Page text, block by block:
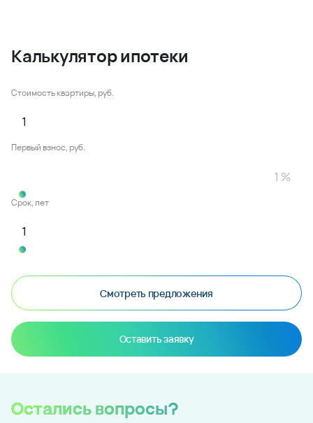
Калькулятор ипотеки
Стоимость квартиры, руб.
Первый взнос, руб.
Срок, лет
Смотреть предложения
Оставить заявку
Остались вопросы?